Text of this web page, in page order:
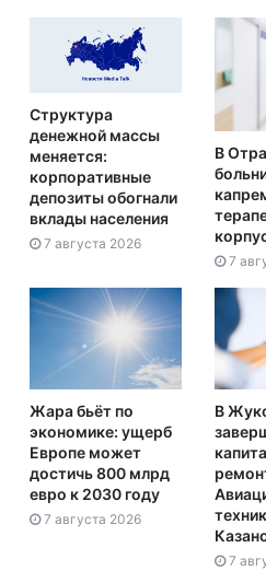
Структура
денежной массы
меняется:
корпоративные
депозиты обогнали
вклады населения
7 августа 2026
В
7
Жара бьёт по
экономике: ущерб
Европе может
достичь 800 млрд
евро к 2030 году
7 августа 2026
В
7